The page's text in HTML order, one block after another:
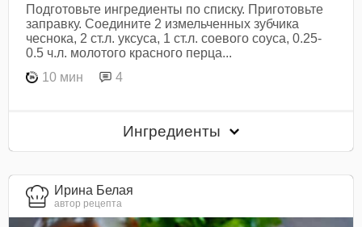
Подготовьте ингредиенты по списку. Приготовьте
заправку. Соедините 2 измельченных зубчика
чеснока, 2 ст.л. уксуса, 1 ст.л. соевого соуса, 0.25-
0.5 ч.л. молотого красного перца...
10 мин
4
Ингредиенты
Ирина Белая
автор рецепта